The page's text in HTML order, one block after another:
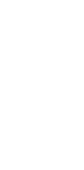
et d'autres